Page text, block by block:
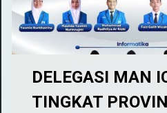
DELEGASI MAN
TINGKAT